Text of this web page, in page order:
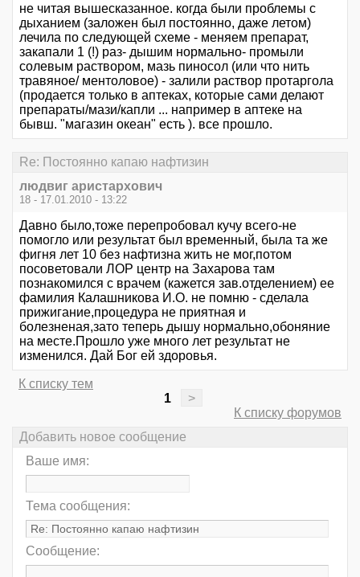
не читая вышесказанное. когда были проблемы с
дыханием (заложен был постоянно, даже летом)
лечила по следующей схеме - меняем препарат,
закапали 1 (!) раз- дышим нормально- промыли
солевым раствором, мазь пиносол (или что нить
травяное/ ментоловое) - залили раствор протаргола
(продается только в аптеках, которые сами делают
препараты/мази/капли ... например в аптеке на
бывш. "магазин океан" есть ). все прошло.
Re: Постоянно капаю нафтизин
людвиг аристархович
18 - 17.01.2010 - 13:22
Давно было,тоже перепробовал кучу всего-не
помогло или результат был временный, была та же
фигня лет 10 без нафтизна жить не мог,потом
посоветовали ЛОР центр на Захарова там
познакомился с врачем (кажется зав.отделением) ее
фамилия Калашникова И.О. не помню - сделала
прижигание,процедура не приятная и
болезненая,зато теперь дышу нормально,обоняние
на месте.Прошло уже много лет результат не
изменился. Дай Бог ей здоровья.
К списку тем
1
>
К списку форумов
Добавить новое сообщение
Ваше имя:
Тема сообщения:
Сообщение: